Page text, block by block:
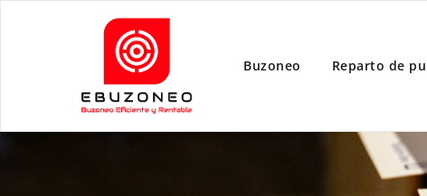
Buzoneo Reparto de